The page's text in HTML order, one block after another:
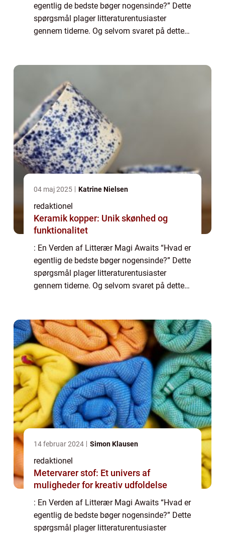
egentlig de bedste bøger nogensinde?” Dette
spørgsmål plager litteraturentusiaster
gennem tiderne. Og selvom svaret på dette
04 maj 2025 Katrine Nielsen
redaktionel
Keramik kopper: Unik skønhed og
funktionalitet
: En Verden af Litterær Magi Awaits “Hvad er
egentlig de bedste bøger nogensinde?” Dette
spørgsmål plager litteraturentusiaster
gennem tiderne. Og selvom svaret på dette
14 februar 2024 Simon Klausen
redaktionel
Metervarer stof: Et univers af
muligheder for kreativ udfoldelse
: En Verden af Litterær Magi Awaits “Hvad er
egentlig de bedste bøger nogensinde?” Dette
spørgsmål plager litteraturentusiaster